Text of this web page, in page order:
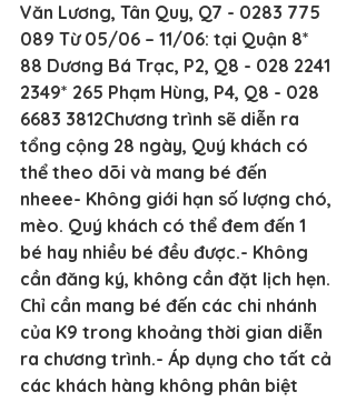
Văn Lương, Tân Quy, Q7 - 0283 775
089 Từ 05/06 – 11/06: tại Quận 8*
88 Dương Bá Trạc, P2, Q8 - 028 2241
2349* 265 Phạm Hùng, P4, Q8 - 028
6683 3812Chương trình sẽ diễn ra
tổng cộng 28 ngày, Quý khách có
thể theo dõi và mang bé đến
nheee- Không giới hạn số lượng chó,
mèo. Quý khách có thể đem đến 1
bé hay nhiều bé đều được.- Không
cần đăng ký, không cần đặt lịch hẹn.
Chỉ cần mang bé đến các chi nhánh
của K9 trong khoảng thời gian diễn
ra chương trình.- Áp dụng cho tất cả
các khách hàng không phân biệt